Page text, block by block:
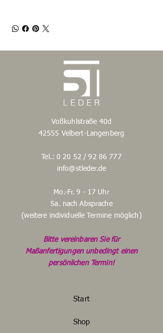
Voßkuhlstraße 40d
42555 Velbert-Langenberg
Tel.: 0 20 52 /92 86 777
info@stleder.de
Mo.-Fr. 9 - 17 Uhr
Sa. nach Absprache
(weitere individuelle Termine möglich)
Bitte vereinbaren Sie für
Maßanfertigungen unbedingt einen
persönlichen Termin!
Start
Shop